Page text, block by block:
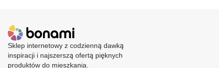
Sklep internetowy z codzienną dawką
inspiracji i najszerszą ofertą pięknych
produktów do mieszkania.